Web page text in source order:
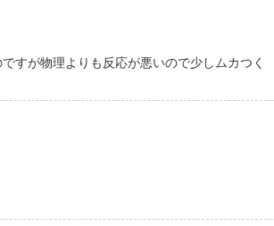
すが物理よりも反応が悪いので少しムカつく